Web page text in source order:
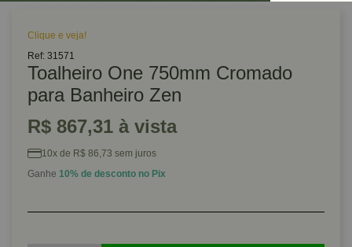
Clique e veja!
Ref: 31571
Toalheiro One 750mm Cromado
para Banheiro Zen
R$ 867,31 à vista
10x de R$ 86,73 sem juros
Ganhe 10% de desconto no Pix